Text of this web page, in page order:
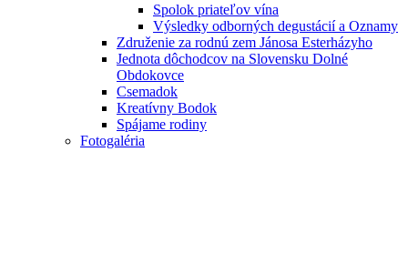
Spolok priateľov vína
Výsledky odborných degustácií a Oznamy
Združenie za rodnú zem Jánosa Esterházyho
Jednota dôchodcov na Slovensku Dolné
Obdokovce
Csemadok
Kreatívny Bodok
Spájame rodiny
Fotogaléria